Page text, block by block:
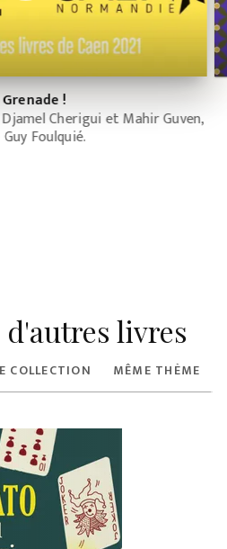
!
Cherigui et Mahir Guven,
Foulquié.
livres
COLLECTION MÊME THÈME